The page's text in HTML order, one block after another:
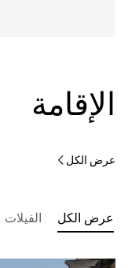
الإقامة
عرض الكل
عرض الكل الفيلات